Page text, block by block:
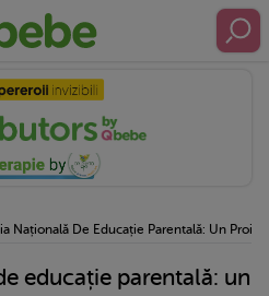
Națională De Educație Parentală: Un
educație parentală: un